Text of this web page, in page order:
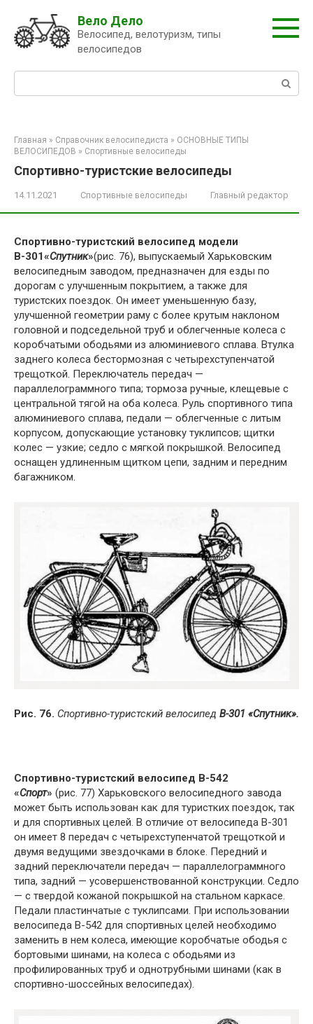
контенту
Вело Дело
Велосипед, велотуризм, типы
велосипедов
Главная » Справочник велосипедиста » ОСНОВНЫЕ ТИПЫ
ВЕЛОСИПЕДОВ » Спортивные велосипеды
Спортивно-туристские велосипеды
14.11.2021 Спортивные велосипеды Главный редактор
Спортивно-туристский велосипед модели
В-301«Спутник»(рис. 76), выпускаемый Харьковским
велосипедным заводом, предназначен для езды по
дорогам с улучшенным покрытием, а также для
туристских поездок. Он имеет уменьшенную базу,
улучшенной геометрии раму с более крутым наклоном
головной и подседельной труб и облегченные колеса с
коробчатыми ободьями из алюминиевого сплава. Втулка
заднего колеса бестормозная с четырехступенчатой
трещоткой. Переключатель передач —
параллелограммного типа; тормоза ручные, клещевые с
центральной тягой на оба колеса. Руль спортивного типа
алюминиевого сплава, педали — облегченные с литым
корпусом, допускающие установку туклипсов; щитки
колес — узкие; седло с мягкой покрышкой. Велосипед
оснащен удлиненным щитком цепи, задним и передним
багажником.
Рис. 76. Спортивно-туристский велосипед В-301 «Спутник».
Спортивно-туристский велосипед В-542
«Спорт» (рис. 77) Харьковского велосипедного завода
может быть использован как для туристких поездок, так
и для спортивных целей. В отличие от велосипеда В-301
он имеет 8 передач с четырехступенчатой трещоткой и
двумя ведущими звездочками в блоке. Передний и
задний переключатели передач — параллелограммного
типа, задний — усовершенствованной конструкции. Седло
— с твердой кожаной покрышкой на стальном каркасе.
Педали пластинчатые с туклипсами. При использовании
велосипеда В-542 для спортивных целей необходимо
заменить в нем колеса, имеющие коробчатые ободья с
бортовыми шинами, на колеса с ободьями из
профилированных труб и однотрубными шинами (как в
спортивно-шоссейных велосипедах).